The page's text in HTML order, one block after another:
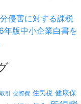
侵害に対する課税
版中小企業白書を
引 交際費 住民税 健康保